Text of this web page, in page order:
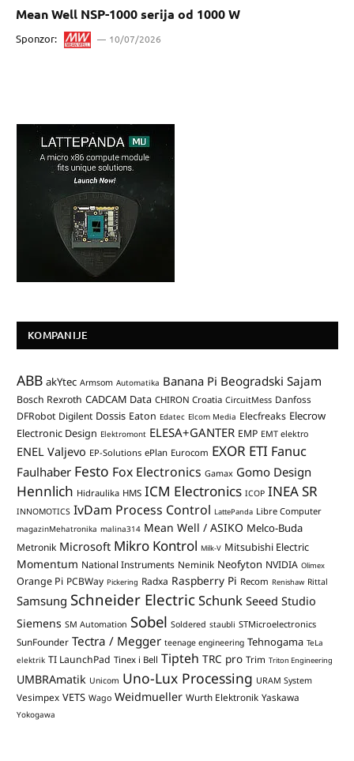
Mean Well NSP-1000 serija od 1000 W
Sponzor: 10/07/2026
KOMPANIJE
ABB akYtec Armsom Automatika Banana Pi Beogradski Sajam
Bosch Rexroth CADCAM Data CHIRON Croatia CircuitMess Danfoss
DFRobot Digilent Dossis Eaton Edatec Elcom Media Elecfreaks Elecrow
Electronic Design Elektromont ELESA+GANTER EMP EMT elektro
ENEL Valjevo EP-Solutions ePlan Eurocom EXOR ETI Fanuc
Faulhaber Festo Fox Electronics Gamax Gomo Design
Hennlich Hidraulika HMS ICM Electronics ICOP INEA SR
INNOMOTICS IvDam Process Control LattePanda Libre Computer
magazinMehatronika malina314 Mean Well / ASIKO Melco-Buda
Metronik Microsoft Mikro Kontrol Milk-V Mitsubishi Electric
Momentum National Instruments Neminik Neofyton NVIDIA Olimex
Orange Pi PCBWay Pickering Radxa Raspberry Pi Recom Renishaw Rittal
Samsung Schneider ElectricSchunk Seeed Studio
Siemens SM Automation Sobel Soldered staubli STMicroelectronics
SunFounder Tectra / Megger teenage engineering Tehnogama TeLa
elektrik TI LaunchPad Tinex i Bell Tipteh TRC pro Trim Triton Engineering
UMBRAmatik Unicom Uno-Lux Processing URAM System
Vesimpex VETS Wago Weidmueller Wurth Elektronik Yaskawa
Yokogawa